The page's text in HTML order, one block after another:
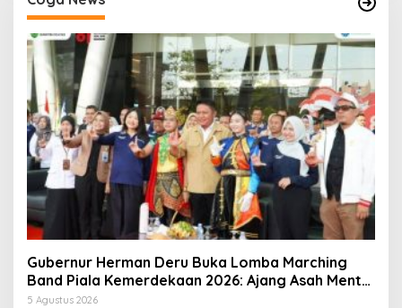
Gubernur Herman Deru Buka Lomba Marching
Band Piala Kemerdekaan 2026: Ajang Asah Mental
dan Kedisiplinan Generasi Muda
5 Agustus 2026